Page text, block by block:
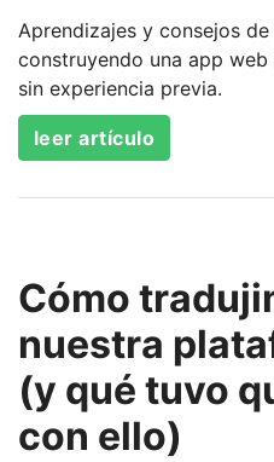
Aprendizajes y consejos
construyendo una app
sin experiencia previa.
leer artículo
Cómo
nuestra
(y qué tuvo
con ello)